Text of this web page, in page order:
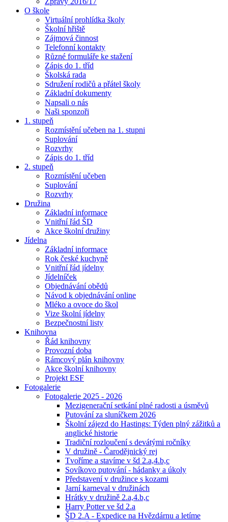
O škole
Virtuální prohlídka školy
Školní hřiště
Zájmová činnost
Telefonní kontakty
Různé formuláře ke stažení
Zápis do 1. tříd
Školská rada
Sdružení rodičů a přátel školy
Základní dokumenty
Napsali o nás
Naši sponzoři
1. stupeň
Rozmístění učeben na 1. stupni
Suplování
Rozvrhy
Zápis do 1. tříd
2. stupeň
Rozmístění učeben
Suplování
Rozvrhy
Družina
Základní informace
Vnitřní řád ŠD
Akce školní družiny
Jídelna
Základní informace
Rok české kuchyně
Vnitřní řád jídelny
Jídelníček
Objednávání obědů
Návod k objednávání online
Mléko a ovoce do škol
Vize školní jídelny
Bezpečnostní listy
Knihovna
Řád knihovny
Provozní doba
Rámcový plán knihovny
Akce školní knihovny
Projekt ESF
Fotogalerie
Fotogalerie 2025 - 2026
Mezigenerační setkání plné radosti a úsměvů
Putování za sluníčkem 2026
Školní zájezd do Hastings: Týden plný zážitků a
anglické historie
Tradiční rozloučení s devátými ročníky
V družině - Čarodějnický rej
Tvoříme a stavíme v šd 2.a,4.b,c
Sovíkovo putování - hádanky a úkoly
Představení v družince s kozami
Jarní karneval v družinách
Hrátky v družině 2.a,4.b,c
Harry Potter ve šd 2.a
ŠD 2.A - Expedice na Hvězdárnu a letíme